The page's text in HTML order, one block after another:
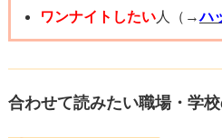
て、参考になれば幸いです。
る質問者様の行動が、彼女にと
かな。だから、質問者様にちょ
ができたのだと感じます。
ここから巻き返すとしたら、「
ワンナイトしたい人（→ハ
合わせて読みたい職場・学